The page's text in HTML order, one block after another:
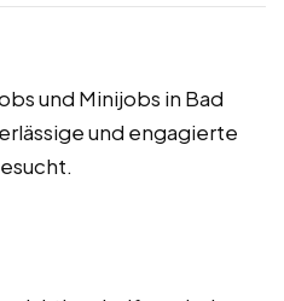
und Minijobs in Bad
und engagierte